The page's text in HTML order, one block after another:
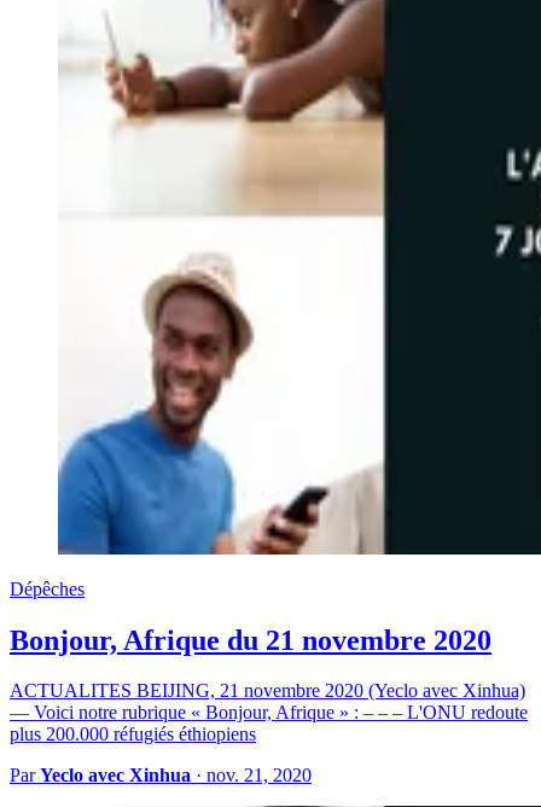
Dépêches
Bonjour, Afrique du 21 novembre 2020
ACTUALITES BEIJING, 21 novembre 2020 (Yeclo avec Xinhua)
— Voici notre rubrique « Bonjour, Afrique » : – – – L'ONU redoute
plus 200.000 réfugiés éthiopiens
ParYeclo avec Xinhua · nov. 21, 2020